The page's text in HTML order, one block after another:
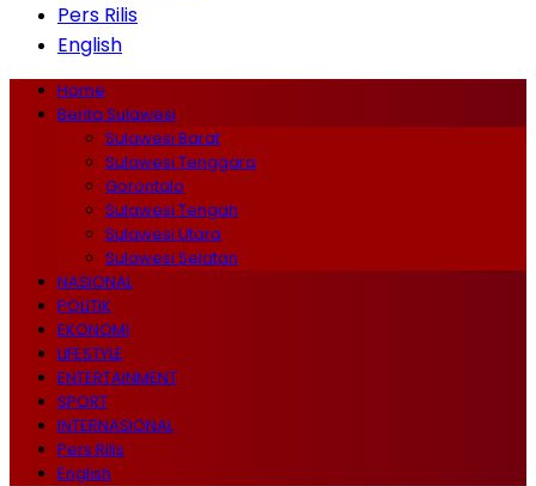
Pers Rilis
English
Home
Berita Sulawesi
Sulawesi Barat
Sulawesi Tenggara
Gorontalo
Sulawesi Tengah
Sulawesi Utara
Sulawesi Selatan
NASIONAL
POLITIK
EKONOMI
LIFESTYLE
ENTERTAINMENT
SPORT
INTERNASIONAL
Pers Rilis
English